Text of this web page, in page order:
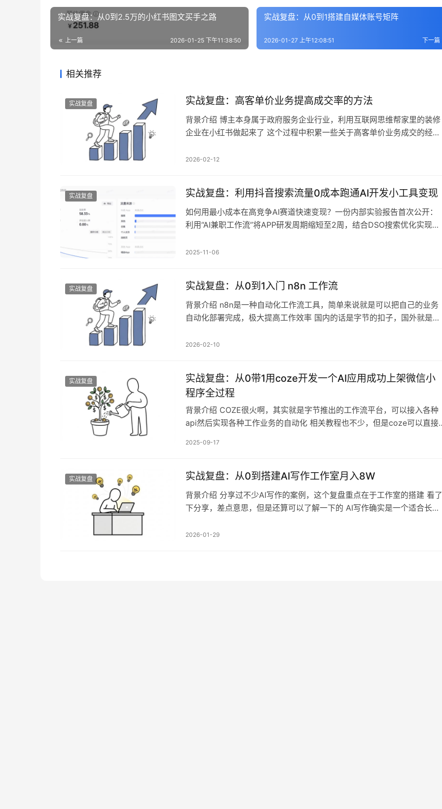
实战复盘：从0到2.5万的小红书图文买手之路
上一篇 2026-01-25 下午11:38:50
实战复盘：从0到1搭建自媒体账号矩阵
下一篇
2026-01-27 上午12:08:51
相关推荐
实战复盘 实战复盘：高客单价业务提高成交率的方法
背景介绍 博主本身属于政府服务企业行业，利用互联网思维帮家里的装修
企业在小红书做起来了 这个过程中积累一些关于高客单价业务成交的经验
感染以及信任前置，看完之后我觉得非常合理并且对大家有参考价值 内容
2026-02-12
实战复盘 实战复盘：利用抖音搜索流量0成本跑通AI开发小工具变现
如何用最小成本在高竞争AI赛道快速变现？一份内部实验报告首次公开：
利用“AI兼职工作流”将APP研发周期缩短至2周，结合DSO搜索优化实现零
品。 传统APP研发周期长、成本高，让无数小型团队和“超级个体”望而却
2025-11-06
实战复盘 实战复盘：从0到1入门 n8n 工作流
背景介绍 n8n是一种自动化工作流工具，简单来说就是可以把自己的业务
自动化部署完成，极大提高工作效率 国内的话是字节的扣子，国外就是
可以自行学习 内容目录 1. n8n是什么2. n8n与竞争对手对比3.n8n的使用案
2026-02-10
实战复盘
实战复盘：从0带1用coze开发一个AI应用成功上架微信小
程序全过程
背景介绍 COZE很火啊，其实就是字节推出的工作流平台，可以接入各种
api然后实现各种工作业务的自动化 相关教程也不少，但是coze可以直接
作流2、配置输入输出3…
2025-09-17
实战复盘 实战复盘：从0到搭建AI写作工作室月入8W
背景介绍 分享过不少AI写作的案例，这个复盘重点在于工作室的搭建 看了
下分享，差点意思，但是还算可以了解一下的 AI写作确实是一个适合长期
建2.1 淘宝练手2.2 初期后端团队搭建2.3 优质后端搭建3. 流量端打爆3.1
2026-01-29